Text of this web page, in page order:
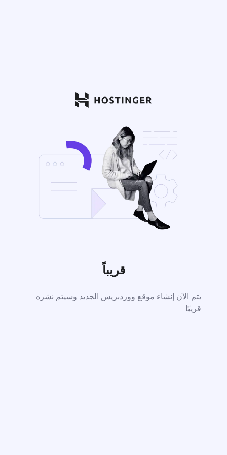
قريباً
يتم الآن إنشاء موقع ووردبريس الجديد وسيتم نشره
قريبًا